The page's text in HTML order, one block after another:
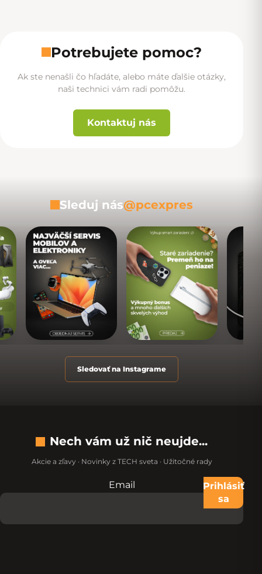
Potrebujete pomoc?
Ak ste nenašli čo hľadáte, alebo máte ďalšie otázky,
naši technici vám radi pomôžu.
Kontaktuj nás
Sleduj nás@pcexpres
Sledovať na Instagrame
Nech vám už nič neujde...
Akcie a zľavy · Novinky z TECH sveta · Užitočné rady
Nevypĺňajte toto pole:
Email
Prihlásiť
sa